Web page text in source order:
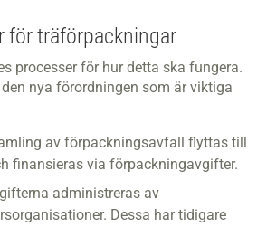
för träförpackningar
processer för hur detta ska fungera.
nya förordningen som är viktiga
av förpackningsavfall flyttas till
finansieras via förpackningavgifter.
administreras av
Dessa har tidigare